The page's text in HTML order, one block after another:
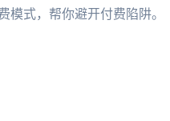
式，帮你避开付费陷阱。